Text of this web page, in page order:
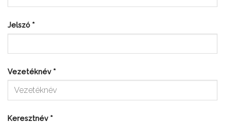
Jelszó *
Vezetéknév *
Keresztnév *